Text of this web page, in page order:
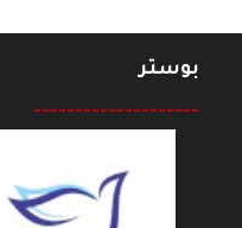
بوستر
--------------------